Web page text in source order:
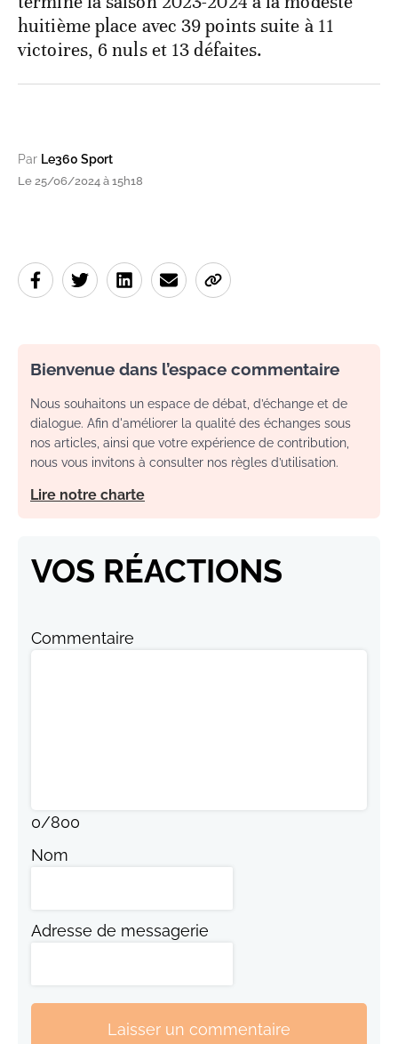
huitième place avec 39 points suite à 11
victoires, 6 nuls et 13 défaites.
Par Le360 Sport
Le 25/06/2024 à 15h18
Bienvenue dans l’espace commentaire
Nous souhaitons un espace de débat, d’échange et de
dialogue. Afin d'améliorer la qualité des échanges sous
nos articles, ainsi que votre expérience de contribution,
nous vous invitons à consulter nos règles d’utilisation.
Lire notre charte
VOS RÉACTIONS
Commentaire
0/800
Nom
Adresse de messagerie
Laisser un commentaire